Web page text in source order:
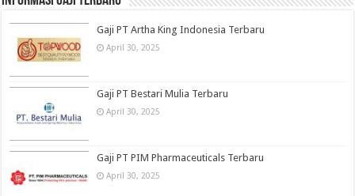
Gaji PT Artha King Indonesia Terbaru
April 30, 2025
Gaji PT Bestari Mulia Terbaru
April 30, 2025
Gaji PT PIM Pharmaceuticals Terbaru
April 30, 2025